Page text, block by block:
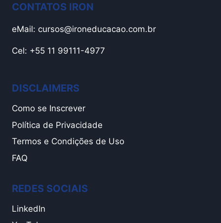
CONTATOS IRON
eMail: cursos@ironeducacao.com.br
Cel: +55 11 99111-4977
DISCLAIMERS
Como se Inscrever
Política de Privacidade
Termos e Condições de Uso
FAQ
REDES SOCIAIS
LinkedIn